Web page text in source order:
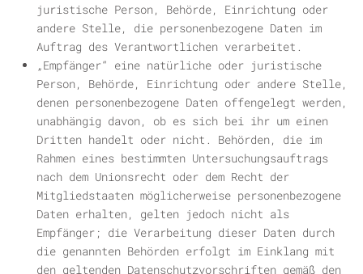
juristische Person, Behörde, Einrichtung oder
andere Stelle, die personenbezogene Daten im
Auftrag des Verantwortlichen verarbeitet.
„Empfänger“ eine natürliche oder juristische
Person, Behörde, Einrichtung oder andere Stelle,
denen personenbezogene Daten offengelegt werden,
unabhängig davon, ob es sich bei ihr um einen
Dritten handelt oder nicht. Behörden, die im
Rahmen eines bestimmten Untersuchungsauftrags
nach dem Unionsrecht oder dem Recht der
Mitgliedstaaten möglicherweise personenbezogene
Daten erhalten, gelten jedoch nicht als
Empfänger; die Verarbeitung dieser Daten durch
die genannten Behörden erfolgt im Einklang mit
den geltenden Datenschutzvorschriften gemäß den